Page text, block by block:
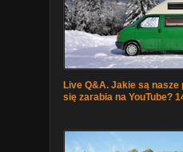
Live Q&A. Jakie są
się zarabia na YouTube?